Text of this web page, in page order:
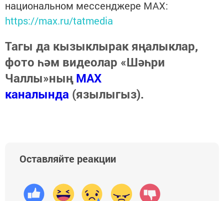
национальном мессенджере MАХ:
https://max.ru/tatmedia
Тагы да кызыклырак яңалыклар,
фото һәм видеолар «Шәһри
Чаллы»ныңMAX
каналында (язылыгыз).
Оставляйте реакции